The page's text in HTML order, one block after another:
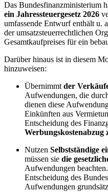
Das Bundesfinanzministerium
ein Jahressteuergesetz 2026
umfassende Entwurf enthält u.
der umsatzsteuerrechtlichen
Gesamtkaufpreises für ein
Darüber hinaus ist in diesem
hinzuweisen:
Übernimmtder
Aufwendungen, die
dienen diese
Einkünften aus
Entscheidung des
Werbungskostenabzug
Nutzen Selbstständige
müssen sie die
Aufwendungen
Entscheidung des
Aufwendungen